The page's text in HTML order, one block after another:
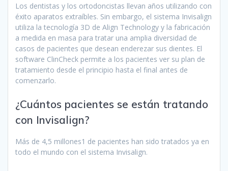
Los dentistas y los ortodoncistas llevan años utilizando con
éxito aparatos extraíbles. Sin embargo, el sistema Invisalign
utiliza la tecnología 3D de Align Technology y la fabricación
a medida en masa para tratar una amplia diversidad de
casos de pacientes que desean enderezar sus dientes. El
software ClinCheck permite a los pacientes ver su plan de
tratamiento desde el principio hasta el final antes de
comenzarlo.
¿Cuántos pacientes se están tratando
con Invisalign?
Más de 4,5 millones1 de pacientes han sido tratados ya en
todo el mundo con el sistema Invisalign.